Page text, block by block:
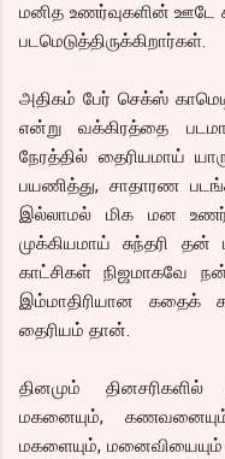
மனித உணர்வுகளின்
படமெடுத்திருக்கிறார்கள்.
அதிகம் பேர் செக்ஸ்
என்று வக்கிரத்தை
நேரத்தில் தைரியமாய்
பயணித்து, சாதாரண
இல்லாமல் மிக மன
முக்கியமாய் சுந்தரி
காட்சிகள் நிஜமாகவே
இம்மாதிரியான கதைக்
தைரியம் தான்.
தினமும்
மகனையும்,
மகளையும்,